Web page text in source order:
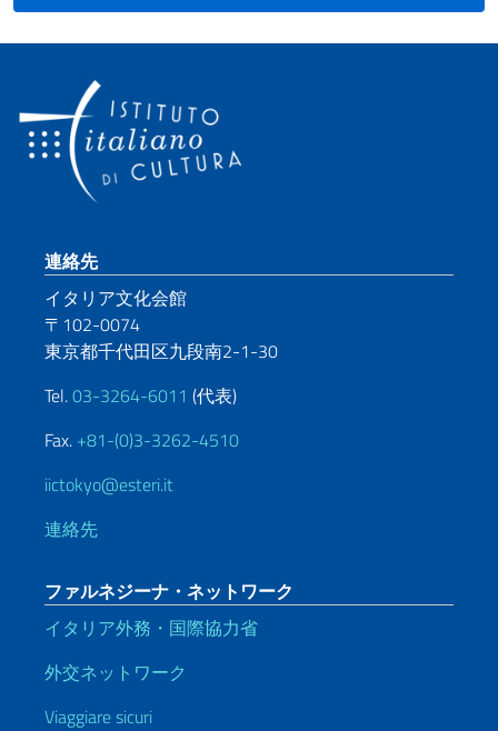
Footer section
連絡先
イタリア文化会館
〒102-0074
東京都千代田区九段南2-1-30
Tel.03-3264-6011 (代表)
Fax. +81-(0)3-3262-4510
iictokyo@esteri.it
連絡先
ファルネジーナ・ネットワーク
イタリア外務・国際協力省
外交ネットワーク
Viaggiare sicuri